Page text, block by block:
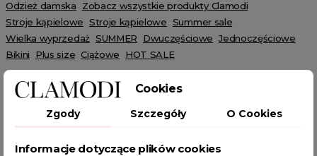
Odzież damska
Zobacz wszystkie produkty Clamodi
Stroje kąpielowe Stroje kąpielowe Summer sale
Wielka wyprzedaż SUMMER Dwuczęściowe Jednoczęściowe
Bikini
Plus size Ciążowe HOT SALE
POWIĄZANE TAGI
Cookies
Zgody Szczegóły O Cookies
Informacje dotyczące plików cookies